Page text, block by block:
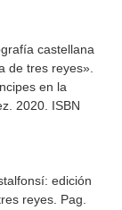
castellana
de tres reyes».
en la
2020. ISBN
edición
reyes. Pag.